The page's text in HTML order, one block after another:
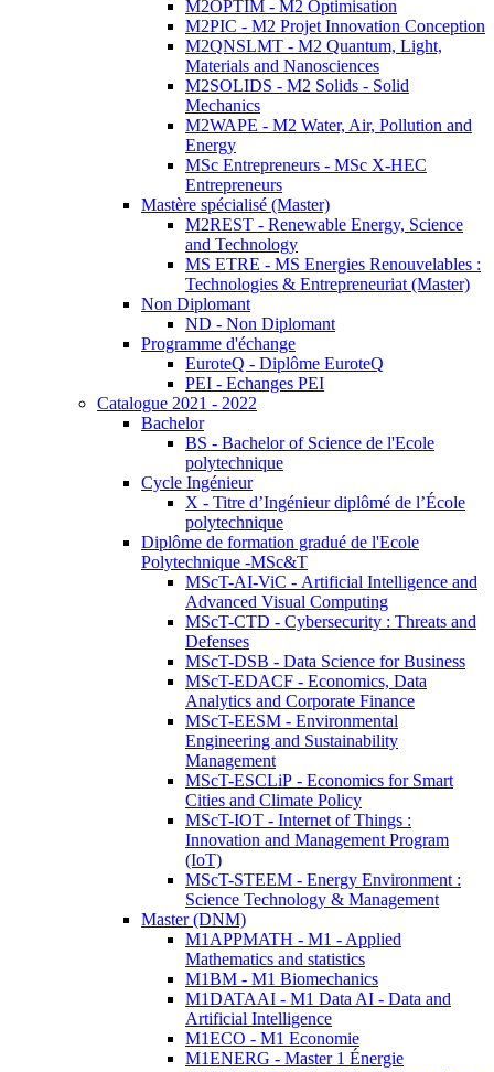
M2OPTIM - M2 Optimisation
M2PIC - M2 Projet Innovation Conception
M2QNSLMT - M2 Quantum, Light,
Materials and Nanosciences
M2SOLIDS - M2 Solids - Solid
Mechanics
M2WAPE - M2 Water, Air, Pollution and
Energy
MSc Entrepreneurs - MSc X-HEC
Entrepreneurs
Mastère spécialisé (Master)
M2REST - Renewable Energy, Science
and Technology
MS ETRE - MS Energies Renouvelables :
Technologies & Entrepreneuriat (Master)
Non Diplomant
ND - Non Diplomant
Programme d'échange
EuroteQ - Diplôme EuroteQ
PEI - Echanges PEI
Catalogue 2021 - 2022
Bachelor
BS - Bachelor of Science de l'Ecole
polytechnique
Cycle Ingénieur
X - Titre d’Ingénieur diplômé de l’École
polytechnique
Diplôme de formation gradué de l'Ecole
Polytechnique -MSc&T
MScT-AI-ViC - Artificial Intelligence and
Advanced Visual Computing
MScT-CTD - Cybersecurity : Threats and
Defenses
MScT-DSB - Data Science for Business
MScT-EDACF - Economics, Data
Analytics and Corporate Finance
MScT-EESM - Environmental
Engineering and Sustainability
Management
MScT-ESCLiP - Economics for Smart
Cities and Climate Policy
MScT-IOT - Internet of Things :
Innovation and Management Program
(IoT)
MScT-STEEM - Energy Environment :
Science Technology & Management
Master (DNM)
M1APPMATH - M1 - Applied
Mathematics and statistics
M1BM - M1 Biomechanics
M1DATAAI - M1 Data AI - Data and
Artificial Intelligence
M1ECO - M1 Economie
M1ENERG - Master 1 Énergie